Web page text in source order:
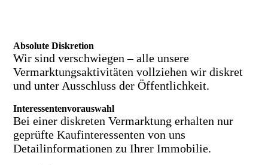
Absolute Diskretion
Wir sind verschwiegen – alle unsere
Vermarktungsaktivitäten vollziehen wir diskret
und unter Ausschluss der Öffentlichkeit.
Interessentenvorauswahl
Bei einer diskreten Vermarktung erhalten nur
geprüfte Kaufinteressenten von uns
Detailinformationen zu Ihrer Immobilie.